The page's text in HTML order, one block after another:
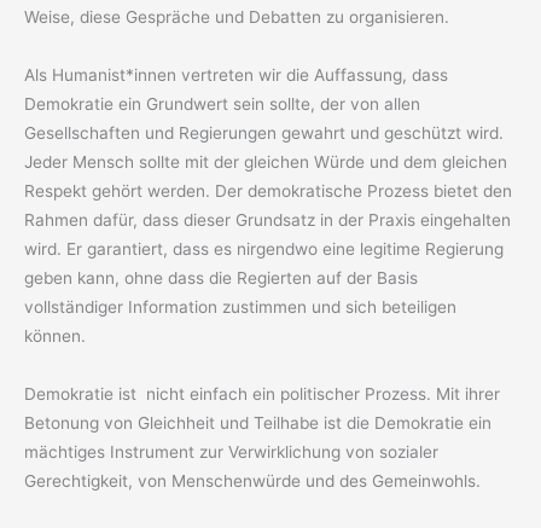
Weise, diese Gespräche und Debatten zu organisieren.
Als Humanist*innen vertreten wir die Auffassung, dass
Demokratie ein Grundwert sein sollte, der von allen
Gesellschaften und Regierungen gewahrt und geschützt wird.
Jeder Mensch sollte mit der gleichen Würde und dem gleichen
Respekt gehört werden. Der demokratische Prozess bietet den
Rahmen dafür, dass dieser Grundsatz in der Praxis eingehalten
wird. Er garantiert, dass es nirgendwo eine legitime Regierung
geben kann, ohne dass die Regierten auf der Basis
vollständiger Information zustimmen und sich beteiligen
können.
Demokratie ist nicht einfach ein politischer Prozess. Mit ihrer
Betonung von Gleichheit und Teilhabe ist die Demokratie ein
mächtiges Instrument zur Verwirklichung von sozialer
Gerechtigkeit, von Menschenwürde und des Gemeinwohls.